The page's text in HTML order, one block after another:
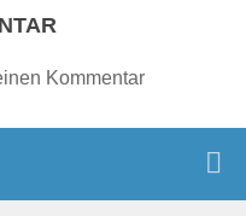
Kommentar